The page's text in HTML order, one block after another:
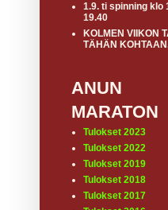
1.9. ti spinning klo
19.40
KOLMEN VIIKON
TÄHÄN
ANUN
MARATON
Tulokset 2023
Tulokset 2022
Tulokset 2019
Tulokset 2018
Tulokset 2017